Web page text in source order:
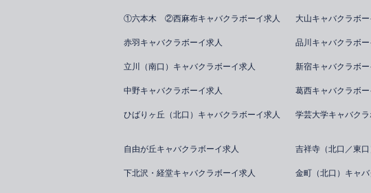
①六本木 ②西麻布キャバクラボーイ求人 大山キャバクラボー
赤羽キャバクラボーイ求人 品川キャバクラボー
立川（南口）キャバクラボーイ求人 新宿キャバクラボー
中野キャバクラボーイ求人 葛西キャバクラボー
ひばりヶ丘（北口）キャバクラボーイ求人 学芸大学キャバクラ
自由が丘キャバクラボーイ求人 吉祥寺（北口／東
下北沢・経堂キャバクラボーイ求人 金町（北口）キャ